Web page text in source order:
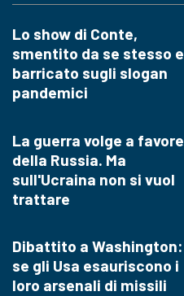
Lo show di Conte,
smentito da se stesso e
barricato sugli slogan
pandemici
La guerra volge a favore
della Russia. Ma
sull'Ucraina non si vuol
trattare
Dibattito a Washington:
se gli Usa esauriscono i
loro arsenali di missili